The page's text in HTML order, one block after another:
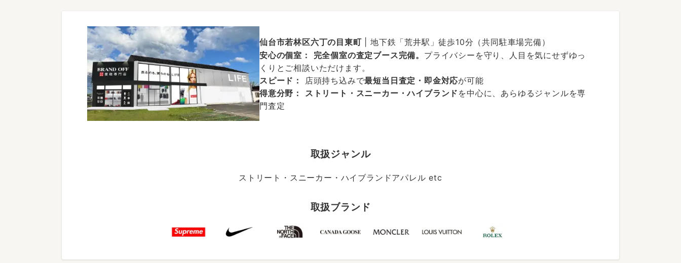
仙台市若林区六丁の目東町| 地下鉄「荒井駅」徒歩10分（共同駐車場完備）
安心の個室：
完全個室の査定ブース完備。 プライバシーを守り、人目を気にせずゆっ
くりとご相談いただけます。
スピード：
店頭持ち込みで最短当日査定・即金対応が可能
得意分野：
ストリート・スニーカー・ハイブランド を中心に、あらゆるジャンルを専
門査定
取扱ジャンル
ストリート・スニーカー・ハイブランドアパレル etc
取扱ブランド